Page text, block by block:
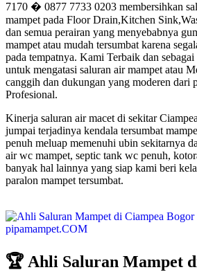
7170 � 0877 7733 0203 membersihkan
mampet pada Floor Drain,Kitchen
dan semua perairan yang menyebabnya
mampet atau mudah tersumbat karena
pada tempatnya. Kami Terbaik dan
untuk mengatasi saluran air mampet atau
canggih dan dukungan yang moderen dari
Profesional.
Kinerja saluran air macet di sekitar
jumpai terjadinya kendala tersumbat
penuh meluap memenuhi ubin sekitarnya
air wc mampet, septic tank wc penuh,
banyak hal lainnya yang siap kami beri
paralon mampet tersumbat.
🏆 Ahli Saluran Mampet